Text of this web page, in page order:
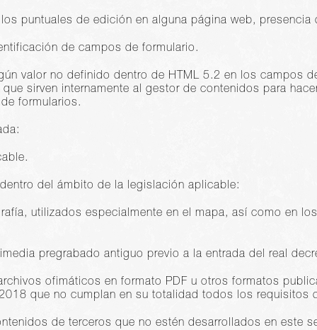
puntuales de edición en alguna página web, presencia
de campos de formulario.
valor no definido dentro de HTML 5.2 en los campos
que sirven internamente al gestor de contenidos para
formularios.
del ámbito de la legislación aplicable:
utilizados especialmente en el mapa, así como en
pregrabado antiguo previo a la entrada del real
ofimáticos en formato PDF u otros formatos
que no cumplan en su totalidad todos los requisitos
de terceros que no estén desarrollados en este